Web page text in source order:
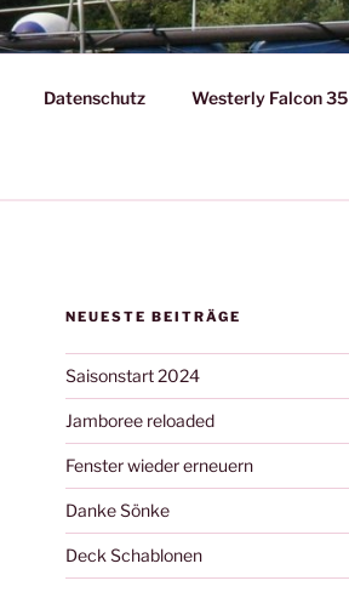
Datenschutz Westerly Falcon 35
NEUESTE BEITRÄGE
Saisonstart 2024
Jamboree reloaded
Fenster wieder erneuern
Danke Sönke
Deck Schablonen